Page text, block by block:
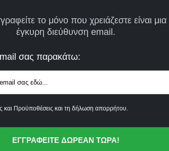
το μόνο που χρειάζεστε είναι μια
έγκυρη διεύθυνση email.
σας παρακάτω:
Προϋποθέσεις και τη δήλωση απορρήτου.
ΕΓΓΡΑΦΕΙΤΕ ΔΩΡΕΑΝ ΤΩΡΑ!